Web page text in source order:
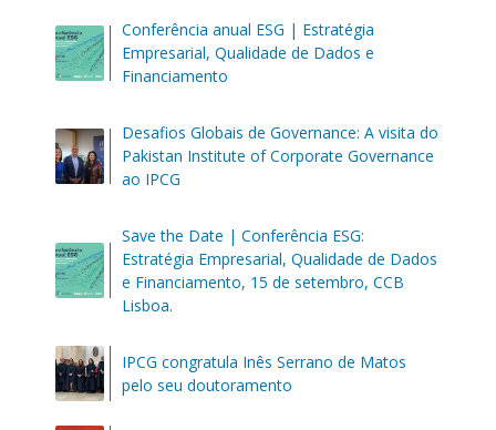
Conferência anual ESG | Estratégia
Empresarial, Qualidade de Dados e
Financiamento
Desafios Globais de Governance: A visita do
Pakistan Institute of Corporate Governance
ao IPCG
Save the Date | Conferência ESG:
Estratégia Empresarial, Qualidade de Dados
e Financiamento, 15 de setembro, CCB
Lisboa.
IPCG congratula Inês Serrano de Matos
pelo seu doutoramento